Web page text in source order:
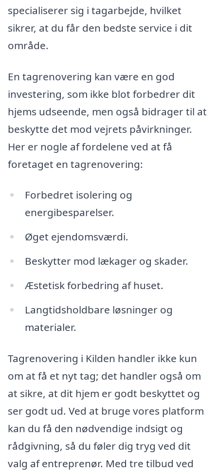
specialiserer sig i tagarbejde, hvilket
sikrer, at du får den bedste service i dit
område.
En tagrenovering kan være en god
investering, som ikke blot forbedrer dit
hjems udseende, men også bidrager til at
beskytte det mod vejrets påvirkninger.
Her er nogle af fordelene ved at få
foretaget en tagrenovering:
Forbedret isolering og
energibesparelser.
Øget ejendomsværdi.
Beskytter mod lækager og skader.
Æstetisk forbedring af huset.
Langtidsholdbare løsninger og
materialer.
Tagrenovering i Kilden handler ikke kun
om at få et nyt tag; det handler også om
at sikre, at dit hjem er godt beskyttet og
ser godt ud. Ved at bruge vores platform
kan du få den nødvendige indsigt og
rådgivning, så du føler dig tryg ved dit
valg af entreprenør. Med tre tilbud ved